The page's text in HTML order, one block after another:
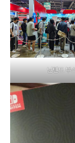
닌텐도 부